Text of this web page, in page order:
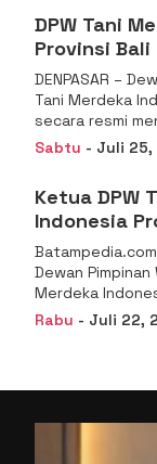
DPW Tani
Provinsi Bali
Muzakir
Menteri
DENPASAR –
Tani Merdeka
secara resmi
kepada Ketua
Sabtu - Juli 25,
Ketua DPW
Indonesia
Penunjukan
sebagai
Nasional
Dewan Pimpinan
Merdeka
Wijaya, S.E.,
Rabu - Juli 22,